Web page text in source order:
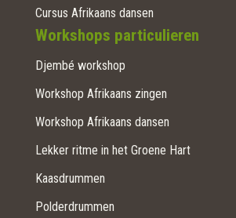
Cursus Afrikaans dansen
Workshops particulieren
Djembé workshop
Workshop Afrikaans zingen
Workshop Afrikaans dansen
Lekker ritme in het Groene Hart
Kaasdrummen
Polderdrummen